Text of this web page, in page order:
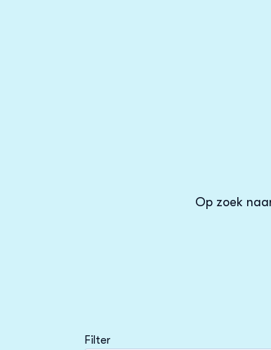
Op zoek
Filter